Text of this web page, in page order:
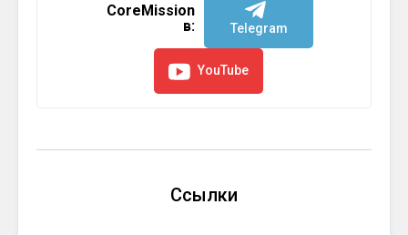
CoreMission
в:
Telegram
YouTube
Ссылки